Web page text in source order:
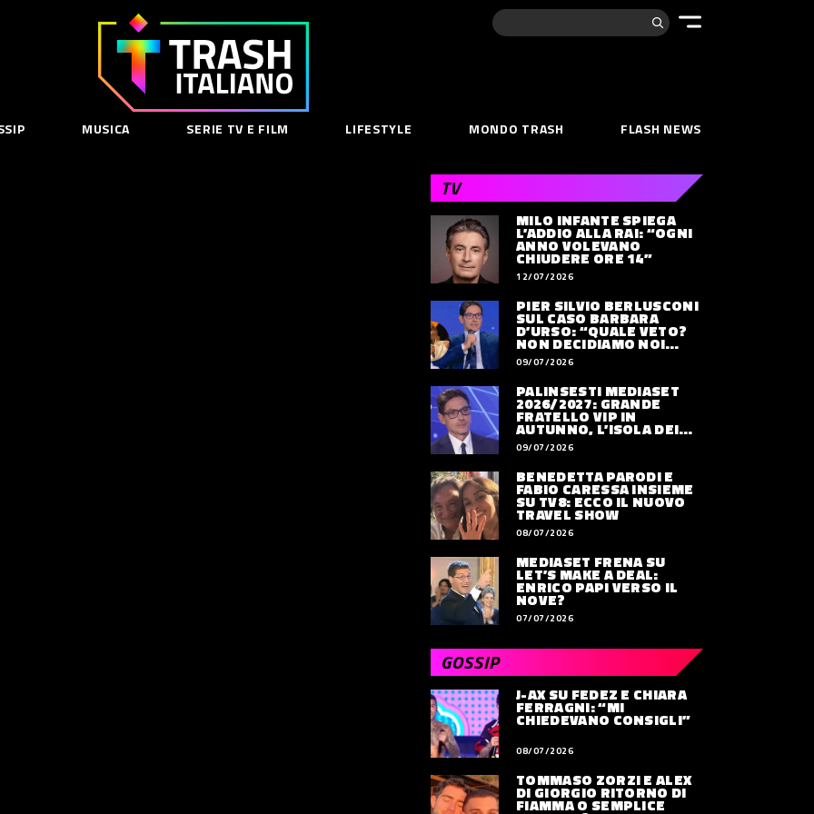
Cerca:
Trash
Italiano
MUSICA SERIE TV E FILM LIFESTYLE MONDO TRASH FLASH NEWS
TV
MILO INFANTE SPIEGA
L’ADDIO ALLA RAI: “OGNI
ANNO VOLEVANO
CHIUDERE ORE 14”
12/07/2026
PIER SILVIO BERLUSCONI
SUL CASO BARBARA
D’URSO: “QUALE VETO?
NON DECIDIAMO NOI
DOVE LAVORERÀ”
09/07/2026
PALINSESTI MEDIASET
2026/2027: GRANDE
FRATELLO VIP IN
AUTUNNO, L’ISOLA DEI
FAMOSI SLITTA AL 2027
09/07/2026
BENEDETTA PARODI E
FABIO CARESSA INSIEME
SU TV8: ECCO IL NUOVO
TRAVEL SHOW
08/07/2026
MEDIASET FRENA SU
LET’S MAKE A DEAL:
ENRICO PAPI VERSO IL
NOVE?
07/07/2026
GOSSIP
J-AX SU FEDEZ E CHIARA
FERRAGNI: “MI
CHIEDEVANO CONSIGLI”
08/07/2026
TOMMASO ZORZI E ALEX
DI GIORGIO RITORNO DI
FIAMMA O SEMPLICE